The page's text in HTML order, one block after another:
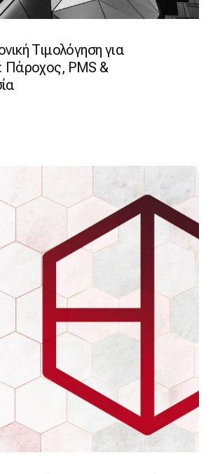
Τιμολόγηση για
Πάροχος, PMS &